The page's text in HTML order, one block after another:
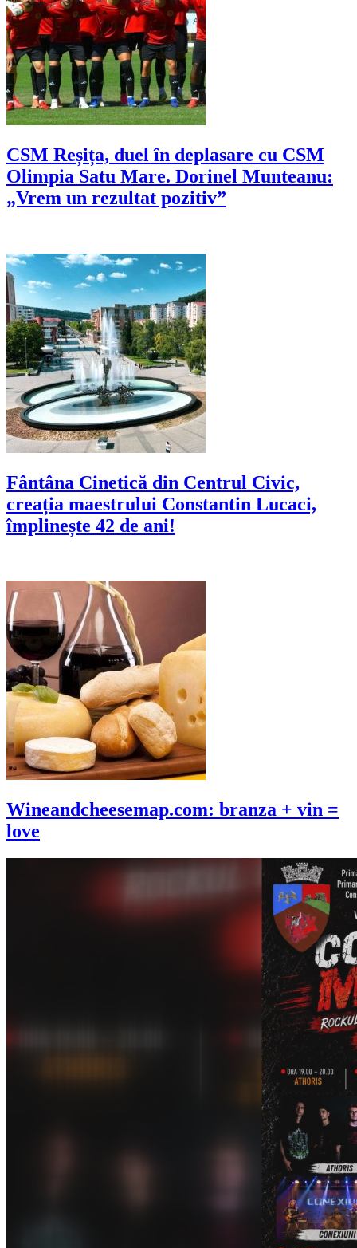
CSM Reșița, duel în deplasare cu CSM
Olimpia Satu Mare. Dorinel Munteanu:
„Vrem un rezultat pozitiv”
Fântâna Cinetică din Centrul Civic,
creația maestrului Constantin Lucaci,
împlinește 42 de ani!
Wineandcheesemap.com: branza + vin =
love